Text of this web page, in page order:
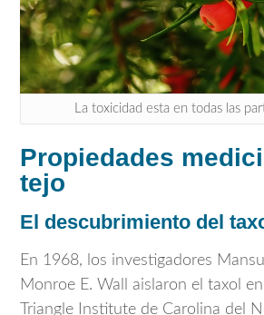
La toxicidad esta en todas las
Propiedades
tejo
El descubrimiento del
En 1968, los investigadores
Monroe E. Wall
aislaron el taxol
Triangle Institute de Carolina del